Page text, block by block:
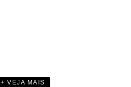
+ VEJA MAIS